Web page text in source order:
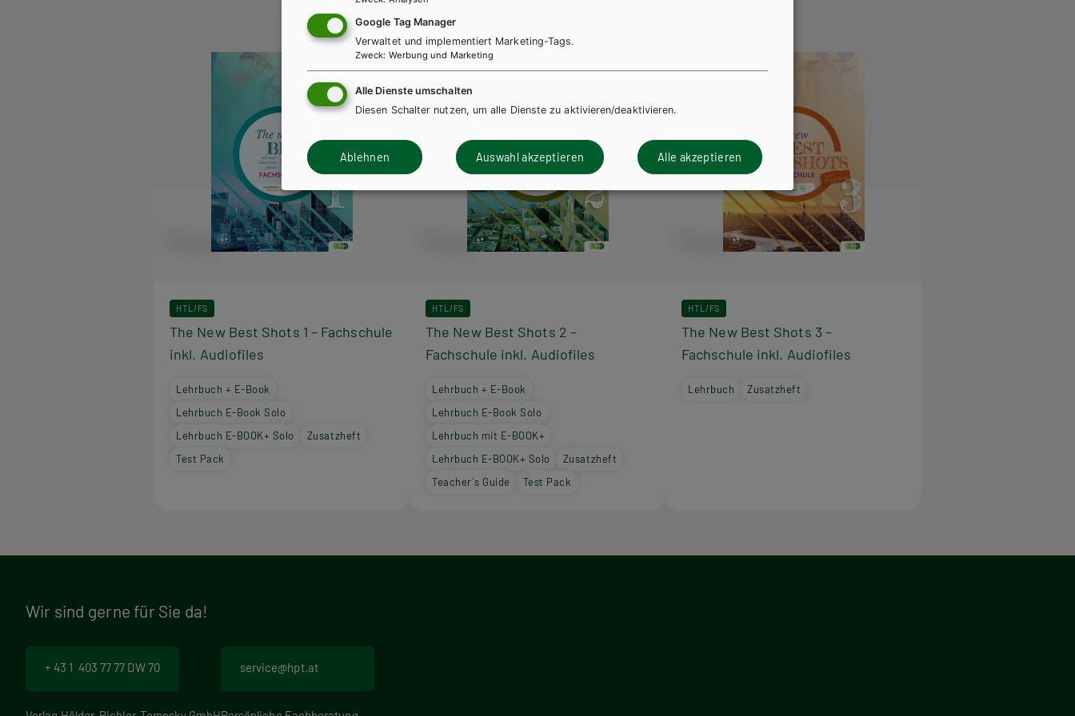
HTL/FS
The New Best Shots 1 – Fachschule
inkl. Audiofiles
Lehrbuch + E-Book
Lehrbuch E-Book Solo
Lehrbuch E-BOOK+ Solo
Zusatzheft
Test Pack
HTL/FS
The New Best Shots 2 –
Fachschule inkl. Audiofiles
Lehrbuch + E-Book
Lehrbuch E-Book Solo
Lehrbuch mit E-BOOK+
Lehrbuch E-BOOK+ Solo
Zusatzheft
Teacher´s Guide
Test Pack
HTL/FS
The New Best Shots 3 –
Fachschule inkl. Audiofiles
Lehrbuch Zusatzheft
Wir sind gerne für Sie da!
+ 43 1 403 77 77 DW 70 service@hpt.at
Google Tag Manager
Verwaltet und implementiert Marketing-Tags.
Zweck: Werbung und Marketing
Alle Dienste umschalten
Diesen Schalter nutzen, um alle Dienste zu aktivieren/deaktivieren.
Ablehnen Auswahl akzeptieren Alle akzeptieren